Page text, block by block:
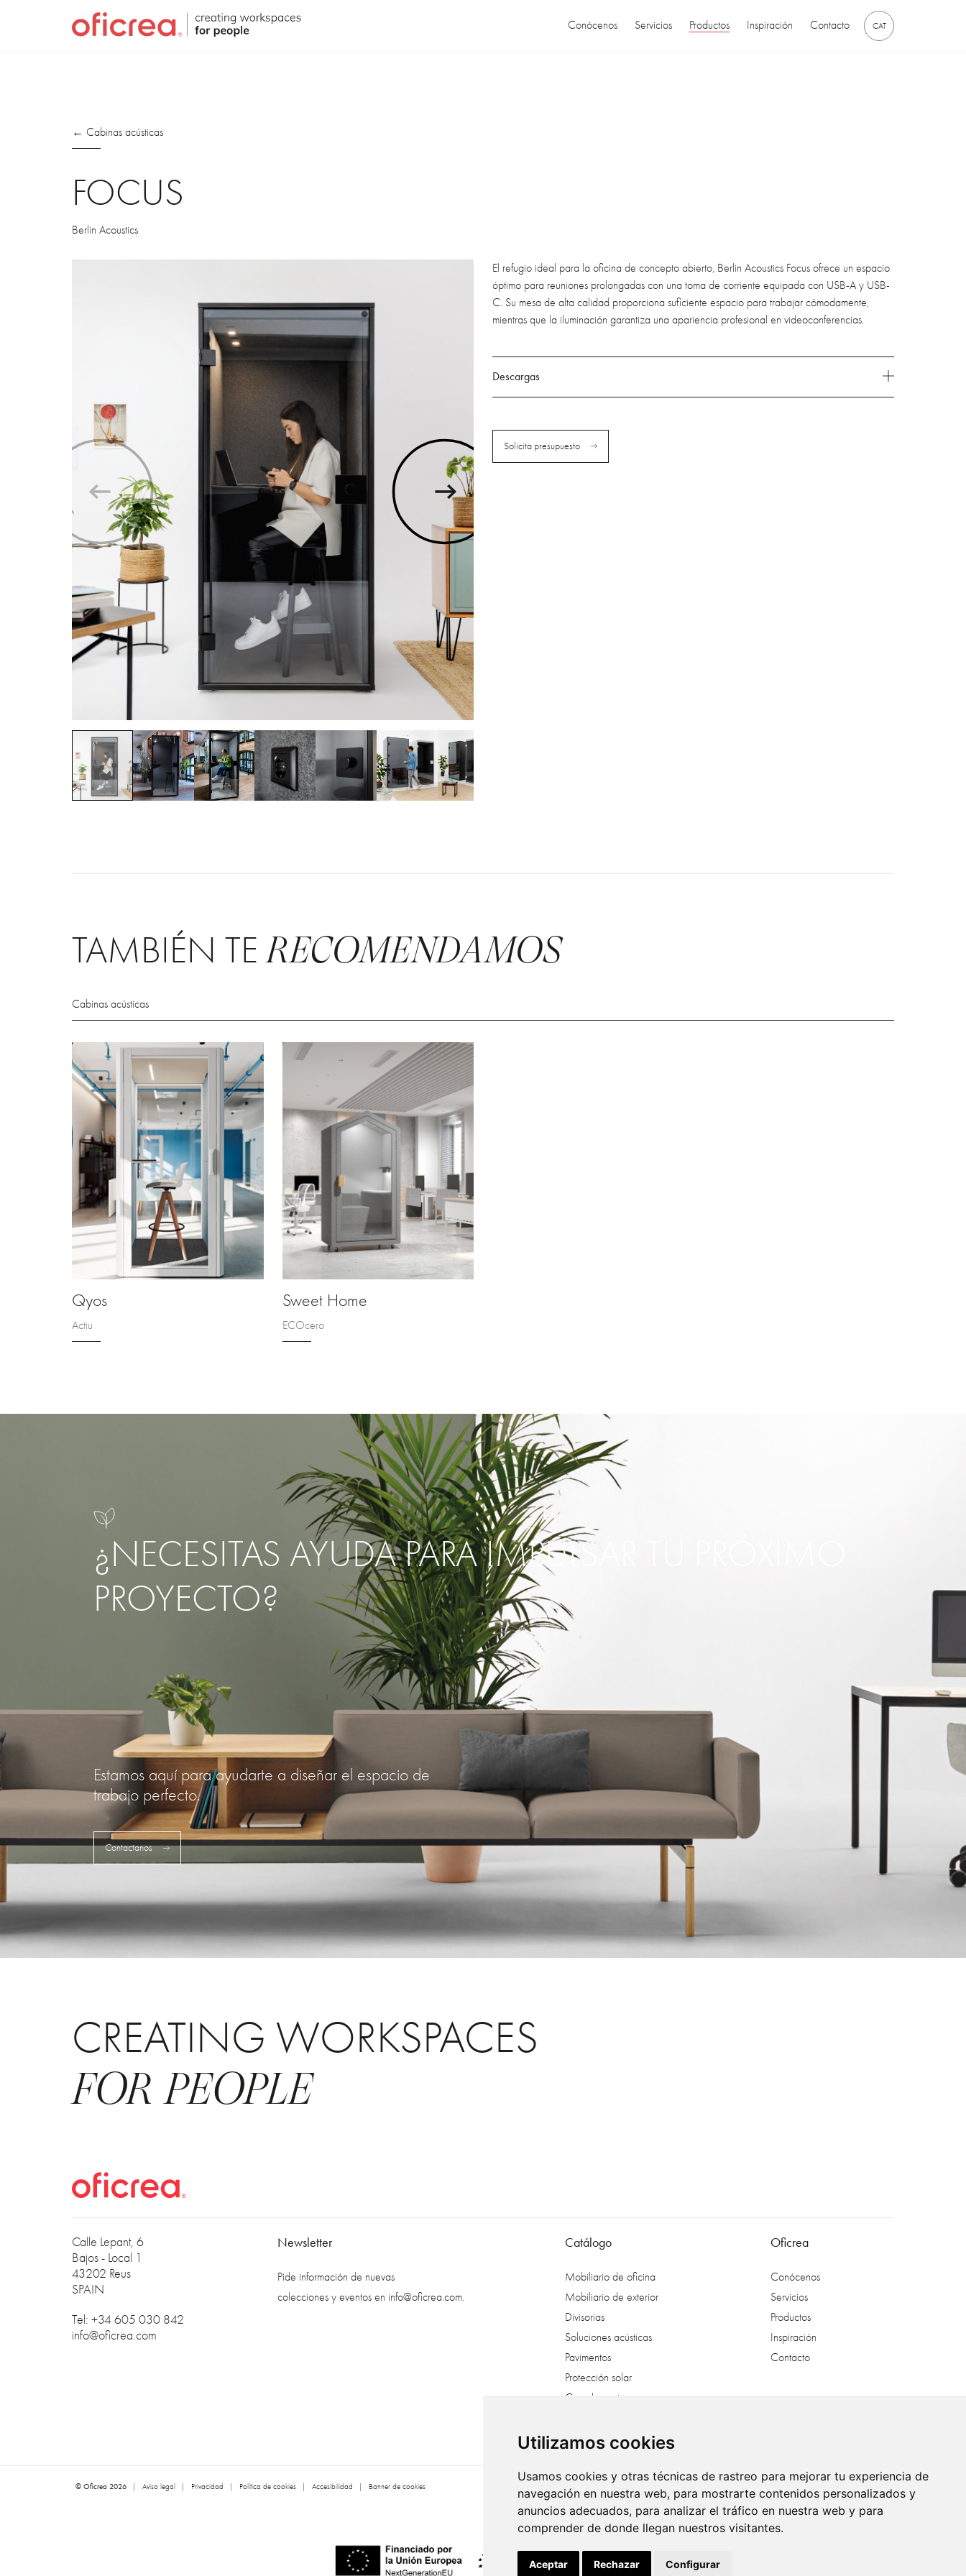
Utilizamos cookies
Usamos cookies y otras técnicas de rastreo para mejorar tu experiencia de
navegación en nuestra web, para mostrarte contenidos personalizados y
anuncios adecuados, para analizar el tráfico en nuestra web y para
comprender de donde llegan nuestros visitantes.
Aceptar Rechazar Configurar
Conócenos Servicios Productos Inspiración Contacto CAT
← Cabinas acústicas
FOCUS
Berlin Acoustics
El refugio ideal para la oficina de concepto abierto, Berlin Acoustics Focus ofrece un espacio
óptimo para reuniones prolongadas con una toma de corriente equipada con USB-A y USB-
C. Su mesa de alta calidad proporciona suficiente espacio para trabajar cómodamente,
mientras que la iluminación garantiza una apariencia profesional en videoconferencias.
Descargas
Solicita presupuesto
TAMBIÉN TERECOMENDAMOS
Cabinas acústicas
Qyos
Actiu
Sweet Home
ECOcero
¿NECESITAS AYUDA PARA IMPULSAR TU PRÓXIMO
PROYECTO?
Estamos aquí para ayudarte a diseñar el espacio de
trabajo perfecto.
Contactanos
CREATING WORKSPACES
FOR PEOPLE
Calle Lepant, 6
Bajos - Local 1
43202 Reus
SPAIN
Tel: +34 605 030 842
info@oficrea.com
Newsletter
Pide información de nuevas
colecciones y eventos en info@oficrea.com.
Catálogo
Mobiliario de oficina
Mobiliario de exterior
Divisorias
Soluciones acústicas
Pavimentos
Protección solar
Complementos
Vestuarios
Oficrea
Conócenos
Servicios
Productos
Inspiración
Contacto
© Oficrea 2026 Aviso legal Privacidad Política de cookies Accesibilidad Banner de cookies